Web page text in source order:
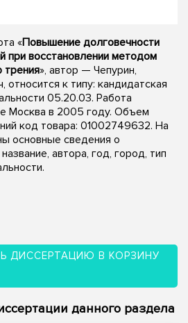
«Повышение долговечности
при восстановлении методом
трения», автор — Чепурин,
относится к типу: кандидатская
05.20.03. Работа
Москва в 2005 году. Объем
код товара: 01002749632. На
основные сведения о
автора, год, город, тип
ДИССЕРТАЦИЮ В КОРЗИНУ
данного раздела